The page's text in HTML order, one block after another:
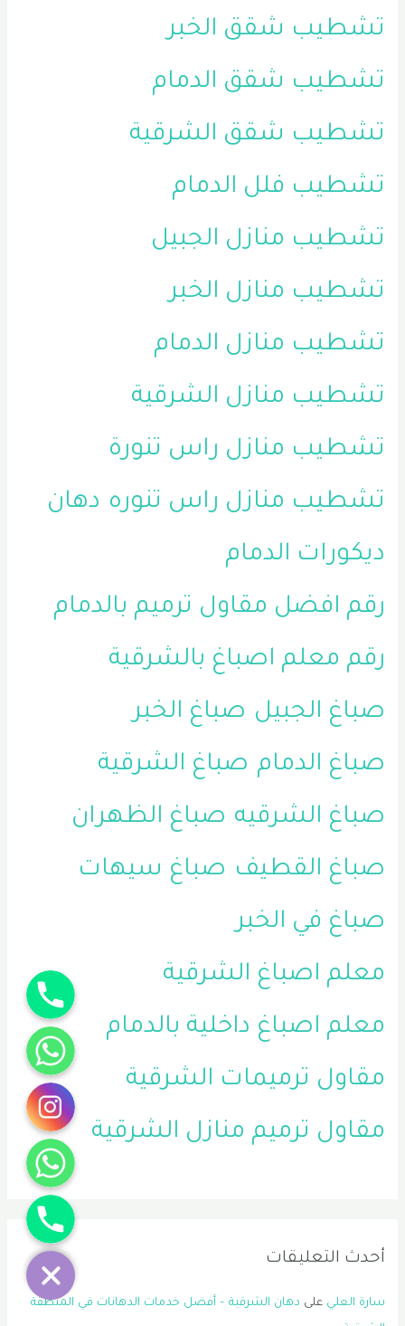
تشطيب شقق الخبر
تشطيب شقق الدمام
تشطيب شقق الشرقية
تشطيب فلل الدمام
تشطيب منازل الجبيل
تشطيب منازل الخبر
تشطيب منازل الدمام
تشطيب منازل الشرقية
تشطيب منازل راس تنورة
تشطيب منازل راس تنوره دهان
ديكورات الدمام
رقم افضل مقاول ترميم بالدمام
رقم معلم اصباغ بالشرقية
صباغ الجبيل صباغ الخبر
صباغ الدمام صباغ الشرقية
صباغ الشرقيه صباغ الظهران
صباغ القطيف صباغ سيهات
صباغ في الخبر
معلم اصباغ الشرقية
معلم اصباغ داخلية بالدمام
مقاول ترميمات الشرقية
مقاول ترميم منازل الشرقية
أحدث التعليقات
سارة العلي على دهان الشرقية – أفضل خدمات الدهانات في المنطقة
جوال
واتساب
انستقرام
واتساب
جوال